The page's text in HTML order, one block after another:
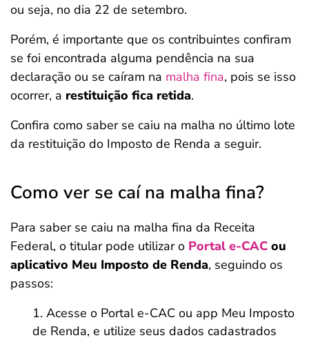
ou seja, no dia 22 de setembro.
Porém, é importante que os contribuintes confiram
se foi encontrada alguma pendência na sua
declaração ou se caíram na malha fina, pois se isso
ocorrer, a restituição fica retida.
Confira como saber se caiu na malha no último lote
da restituição do Imposto de Renda a seguir.
Como ver se caí na malha fina?
Para saber se caiu na malha fina da Receita
Federal, o titular pode utilizar o Portal e-CAC ou
aplicativo Meu Imposto de Renda, seguindo os
passos:
Acesse o Portal e-CAC ou app Meu Imposto
de Renda, e utilize seus dados cadastrados